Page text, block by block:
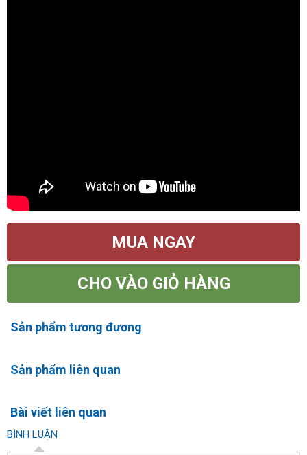
MUA NGAY
CHO VÀO GIỎ HÀNG
Sản phẩm tương đương
Sản phẩm liên quan
Bài viết liên quan
BÌNH LUẬN